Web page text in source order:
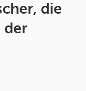
die
der